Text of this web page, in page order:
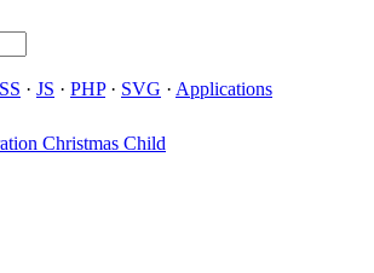
· JS · PHP· SVG · Applications